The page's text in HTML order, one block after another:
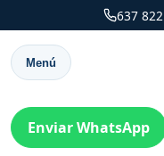
637
Menú
Enviar WhatsApp